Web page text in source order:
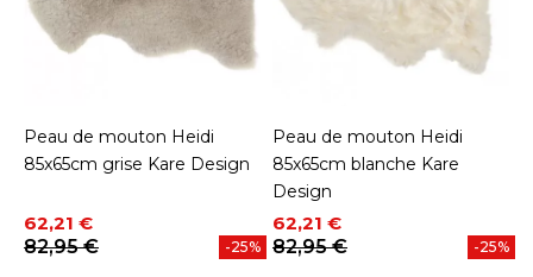
Peau de mouton Heidi
85x65cm grise Kare Design
Prix
62,21 €
Prix de base
82,95 €
-25%
Peau de mouton Heidi
85x65cm blanche Kare
Design
Prix
62,21 €
Prix de base
82,95 €
-25%